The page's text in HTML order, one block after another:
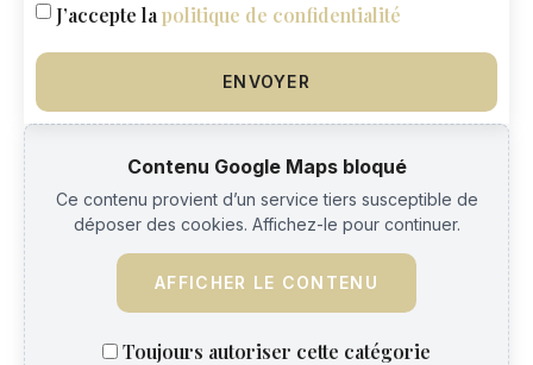
Contenu Google Maps bloqué
Ce contenu provient d’un service tiers susceptible de
déposer des cookies. Affichez-le pour continuer.
AFFICHER LE CONTENU
Toujours autoriser cette catégorie
J’accepte lapolitique de confidentialité
ENVOYER